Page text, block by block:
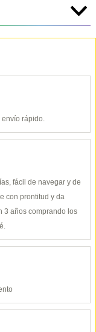
envío rápido.
fácil de navegar y de
con prontitud y da
3 años comprando los